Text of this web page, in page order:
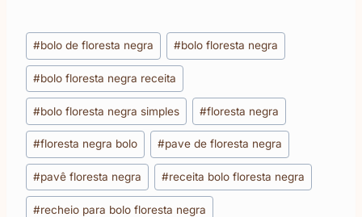
Tags
do
Post:
#bolo de floresta negra #bolo floresta negra
#bolo floresta negra receita
#bolo floresta negra simples #floresta negra
#floresta negra bolo #pave de floresta negra
#pavê floresta negra #receita bolo floresta negra
#recheio para bolo floresta negra